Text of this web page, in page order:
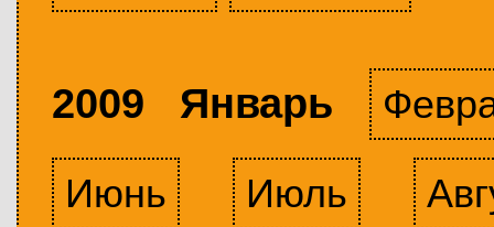
2009 Январь
Июнь
Июль